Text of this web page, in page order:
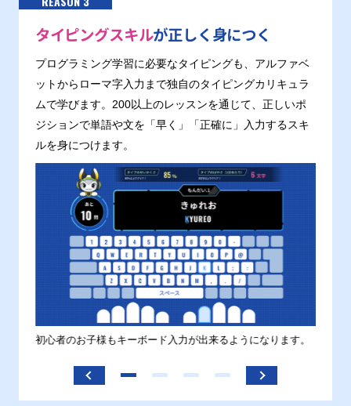
タイピングスキルが正しく身につく
プログラミング学習に必要なタイピングも、アルファベ
ットからローマ字入力まで独自のタイピングカリキュラ
ムで学びます。200以上のレッスンを通じて、正しいポ
ジションで単語や文を「早く」「正確に」入力するスキ
ルを身につけます。
初心者のお子様もキーボード入力が出来るようになります。